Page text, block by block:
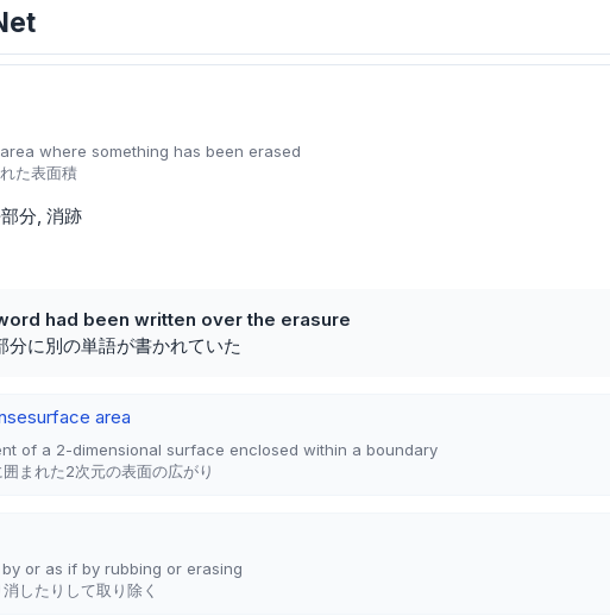
where something has been erased
た表面積
分 消跡
had been written over the erasure
分に別の単語が書かれていた
surface area
of a 2-dimensional surface enclosed within a boundary
まれた2次元の表面の広がり
or as if by rubbing or erasing
したりして取り除く